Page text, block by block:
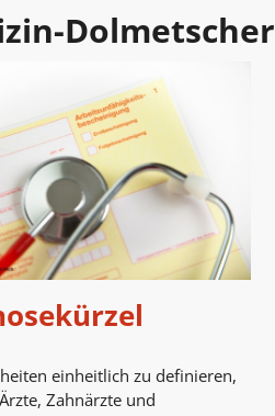
Dolmetscher
einheitlich zu definieren,
Zahnärzte und